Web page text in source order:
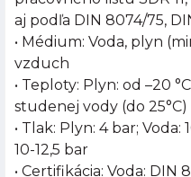
aj podľa DIN 8074/75,
• Médium: Voda, plyn
vzduch
• Teploty: Plyn: od –20
studenej vody (do
• Tlak: Plyn: 4 bar;
10-12,5 bar
• Certifikácia: Voda: DIN